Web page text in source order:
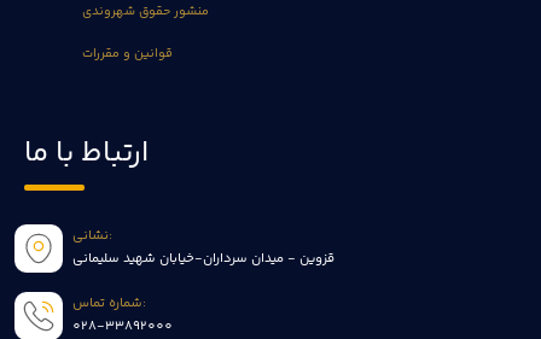
منشور حقوق شهروندی
قوانین و مقررات
ارتباط با ما
نشانی:
قزوین - میدان سرداران-خیابان شهید سلیمانی
شماره تماس:
028-33892000